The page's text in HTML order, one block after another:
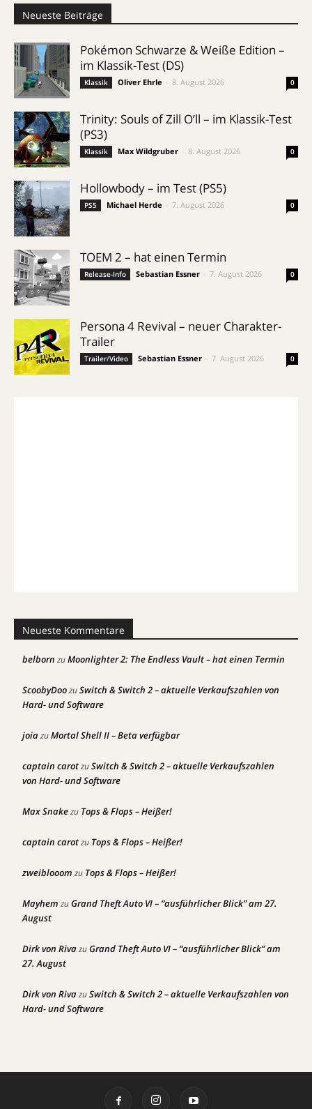
Neueste Beiträge
Pokémon Schwarze & Weiße Edition –
im Klassik-Test (DS)
Klassik Oliver Ehrle 8. August 2026 0
Trinity: Souls of Zill O’ll – im Klassik-Test
(PS3)
Klassik Max Wildgruber 8. August 2026 0
Hollowbody – im Test (PS5)
PS5 Michael Herde 7. August 2026 0
TOEM 2 – hat einen Termin
Release-Info Sebastian Essner 7. August 2026 0
Persona 4 Revival – neuer Charakter-
Trailer
Trailer/Video Sebastian Essner 7. August 2026 0
Neueste Kommentare
belborn zuMoonlighter 2: The Endless Vault – hat einen Termin
ScoobyDoozuSwitch & Switch 2 – aktuelle Verkaufszahlen von
Hard- und Software
joiazuMortal Shell II – Beta verfügbar
captain carotzuSwitch & Switch 2 – aktuelle Verkaufszahlen
von Hard- und Software
Max Snakezu Tops & Flops – Heißer!
captain carotzu Tops & Flops – Heißer!
zweiblooom zu Tops & Flops – Heißer!
Mayhem zuGrand Theft Auto VI – “ausführlicher Blick” am 27.
August
Dirk von RivazuGrand Theft Auto VI – “ausführlicher Blick” am
27. August
Dirk von RivazuSwitch & Switch 2 – aktuelle Verkaufszahlen von
Hard- und Software